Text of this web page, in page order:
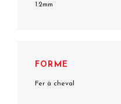
1.2mm
FORME
Fer à cheval